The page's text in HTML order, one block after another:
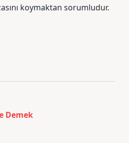
koymaktan sorumludur.
Demek